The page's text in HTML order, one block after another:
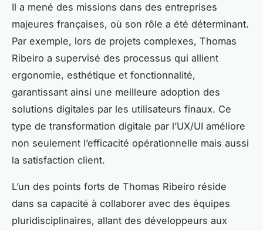
Il a mené des missions dans des entreprises
majeures françaises, où son rôle a été déterminant.
Par exemple, lors de projets complexes, Thomas
Ribeiro a supervisé des processus qui allient
ergonomie, esthétique et fonctionnalité,
garantissant ainsi une meilleure adoption des
solutions digitales par les utilisateurs finaux. Ce
type de transformation digitale par l’UX/UI améliore
non seulement l’efficacité opérationnelle mais aussi
la satisfaction client.
L’un des points forts de Thomas Ribeiro réside
dans sa capacité à collaborer avec des équipes
pluridisciplinaires, allant des développeurs aux